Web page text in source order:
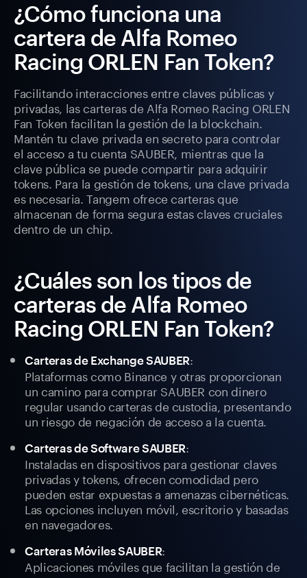
¿Cómo funciona una
cartera de Alfa Romeo
Racing ORLEN Fan Token?
Facilitando interacciones entre claves públicas y
privadas, las carteras de Alfa Romeo Racing ORLEN
Fan Token facilitan la gestión de la blockchain.
Mantén tu clave privada en secreto para controlar
el acceso a tu cuenta SAUBER, mientras que la
clave pública se puede compartir para adquirir
tokens. Para la gestión de tokens, una clave privada
es necesaria. Tangem ofrece carteras que
almacenan de forma segura estas claves cruciales
dentro de un chip.
¿Cuáles son los tipos de
carteras de Alfa Romeo
Racing ORLEN Fan Token?
Carteras de Exchange SAUBER:
Plataformas como Binance y otras proporcionan
un camino para comprar SAUBER con dinero
regular usando carteras de custodia, presentando
un riesgo de negación de acceso a la cuenta.
Carteras de Software SAUBER:
Instaladas en dispositivos para gestionar claves
privadas y tokens, ofrecen comodidad pero
pueden estar expuestas a amenazas cibernéticas.
Las opciones incluyen móvil, escritorio y basadas
en navegadores.
Carteras Móviles SAUBER:
Aplicaciones móviles que facilitan la gestión de